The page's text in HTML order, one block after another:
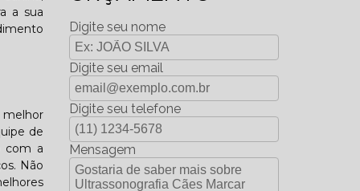
a sua
de
com a
Não
Digite seu nome
Digite seu email
Digite seu telefone
Mensagem